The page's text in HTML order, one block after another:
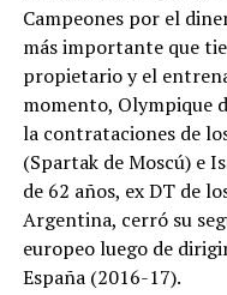
Campeones por el
más importante que
propietario y el
momento, Olympique
la contrataciones de
(Spartak de Moscú) e
de 62 años, ex DT de
Argentina, cerró su
europeo luego de
España (2016-17).